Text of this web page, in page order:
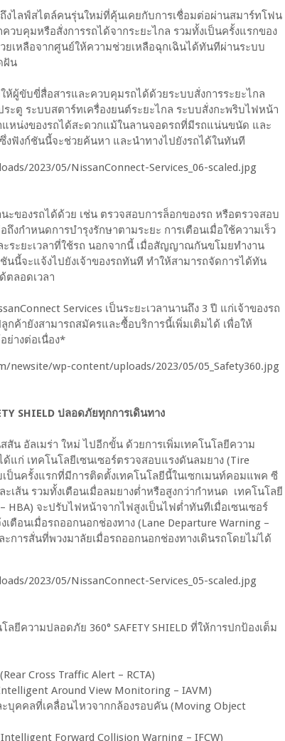
ถึงไลฟ์สไตล์คนรุ่นใหม่ที่คุ้นเคยกับการเชื่อมต่อผ่านสมาร์ทโฟน
บคุมหรือสั่งการรถได้จากระยะไกล รวมทั้งเป็นครั้งแรกของ
ยเหลือจากศูนย์ให้ความช่วยเหลือฉุกเฉินได้ทันทีผ่านระบบ
ฝัน
ห้ผู้ขับขี่สื่อสารและควบคุมรถได้ด้วยระบบสั่งการระยะไกล
ะตู ระบบสตาร์ทเครื่องยนต์ระยะไกล ระบบสั่งกะพริบไฟหน้า
หน่งของรถได้สะดวกแม้ในลานจอดรถที่มีรถแน่นขนัด และ
งฟังก์ชันนี้จะช่วยค้นหา และนำทางไปยังรถได้ในทันที
ของรถได้ด้วย เช่น ตรวจสอบการล็อกของรถ หรือตรวจสอบ
งกำหนดการบำรุงรักษาตามระยะ การเตือนเมื่อใช้ความเร็ว
ะระยะเวลาที่ใช้รถ นอกจากนี้ เมื่อสัญญาณกันขโมยทำงาน
นี้จะแจ้งไปยังเจ้าของรถทันที ทำให้สามารถจัดการได้ทัน
ตลอดเวลา
Services เป็นระยะเวลานานถึง 3 ปี แก่เจ้าของรถ
ค้ายังสามารถสมัครและซื้อบริการนี้เพิ่มเติมได้ เพื่อให้
ย่างต่อเนื่อง*
SHIELD ปลอดภัยทุกการเดินทาง
น อัลเมร่า ใหม่ ไปอีกขั้น ด้วยการเพิ่มเทคโนโลยีความ
ก่ เทคโนโลยีเซนเซอร์ตรวจสอบแรงดันลมยาง (Tire
เป็นครั้งแรกที่มีการติดตั้งเทคโนโลยีนี้ในเซกเมนท์คอมแพค ซี
เส้น รวมทั้งเตือนเมื่อลมยางต่ำหรือสูงกว่ากำหนด เทคโนโลยี
HBA) จะปรับไฟหน้าจากไฟสูงเป็นไฟต่ำทันทีเมื่อเซนเซอร์
ตือนเมื่อรถออกนอกช่องทาง (Lane Departure Warning –
ารสั่นที่พวงมาลัยเมื่อรถออกนอกช่องทางเดินรถโดยไม่ได้
ยีความปลอดภัย 360° SAFETY SHIELD ที่ให้การปกป้องเต็ม
Cross Traffic Alert – RCTA)
Around View Monitoring – IAVM)
คคลที่เคลื่อนไหวจากกล้องรอบคัน (Moving Object
Forward Collision Warning – IFCW)